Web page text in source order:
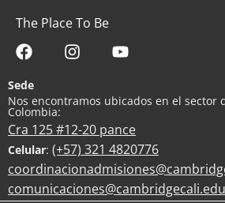
The Place To Be
Sede
Nos encontramos ubicados en el sector
Colombia:
Cra 125 #12-20 pance
Celular: (+57) 321 4820776